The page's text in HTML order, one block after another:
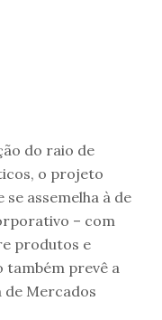
do raio de
o projeto
assemelha à de
– com
produtos e
também prevê a
de Mercados